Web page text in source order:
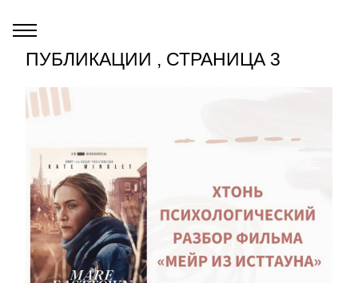
ПУБЛИКАЦИИ , СТРАНИЦА 3